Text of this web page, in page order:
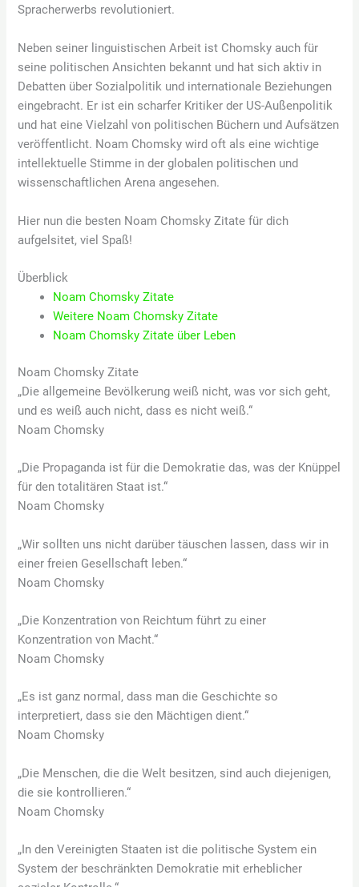
Spracherwerbs revolutioniert.
Neben seiner linguistischen Arbeit ist Chomsky auch für
seine politischen Ansichten bekannt und hat sich aktiv in
Debatten über Sozialpolitik und internationale Beziehungen
eingebracht. Er ist ein scharfer Kritiker der US-Außenpolitik
und hat eine Vielzahl von politischen Büchern und Aufsätzen
veröffentlicht. Noam Chomsky wird oft als eine wichtige
intellektuelle Stimme in der globalen politischen und
wissenschaftlichen Arena angesehen.
Hier nun die besten Noam Chomsky Zitate für dich
aufgelsitet, viel Spaß!
Überblick
Noam Chomsky Zitate
Weitere Noam Chomsky Zitate
Noam Chomsky Zitate über Leben
Noam Chomsky Zitate
„Die allgemeine Bevölkerung weiß nicht, was vor sich geht,
und es weiß auch nicht, dass es nicht weiß.“
Noam Chomsky
„Die Propaganda ist für die Demokratie das, was der Knüppel
für den totalitären Staat ist.“
Noam Chomsky
„Wir sollten uns nicht darüber täuschen lassen, dass wir in
einer freien Gesellschaft leben.“
Noam Chomsky
„Die Konzentration von Reichtum führt zu einer
Konzentration von Macht.“
Noam Chomsky
„Es ist ganz normal, dass man die Geschichte so
interpretiert, dass sie den Mächtigen dient.“
Noam Chomsky
„Die Menschen, die die Welt besitzen, sind auch diejenigen,
die sie kontrollieren.“
Noam Chomsky
„In den Vereinigten Staaten ist die politische System ein
System der beschränkten Demokratie mit erheblicher